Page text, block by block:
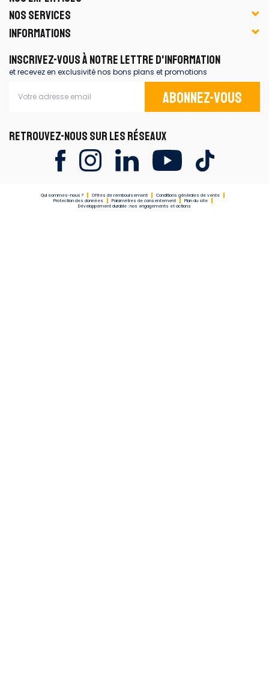
NOS SERVICES
INFORMATIONS
INSCRIVEZ-VOUS À NOTRE LETTRE D'INFORMATION
et recevez en exclusivité nos bons plans et promotions
Abonnez-vous
RETROUVEZ-NOUS SUR LES RÉSEAUX
Qui sommes-nous ? Offres de remboursement
Conditions générales de vente
Protection des données
Paramètres de consentement
Plan du site
Développement durable : nos engagements et actions